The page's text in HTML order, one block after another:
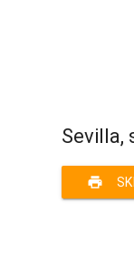
Sevilla,
print